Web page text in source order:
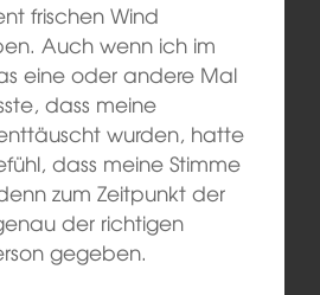
frischen Wind
Auch wenn ich im
eine oder andere Mal
dass meine
wurden, hatte
dass meine Stimme
zum Zeitpunkt der
der richtigen
gegeben.